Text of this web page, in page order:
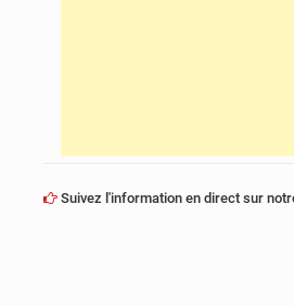
Suivez l'information en direct sur